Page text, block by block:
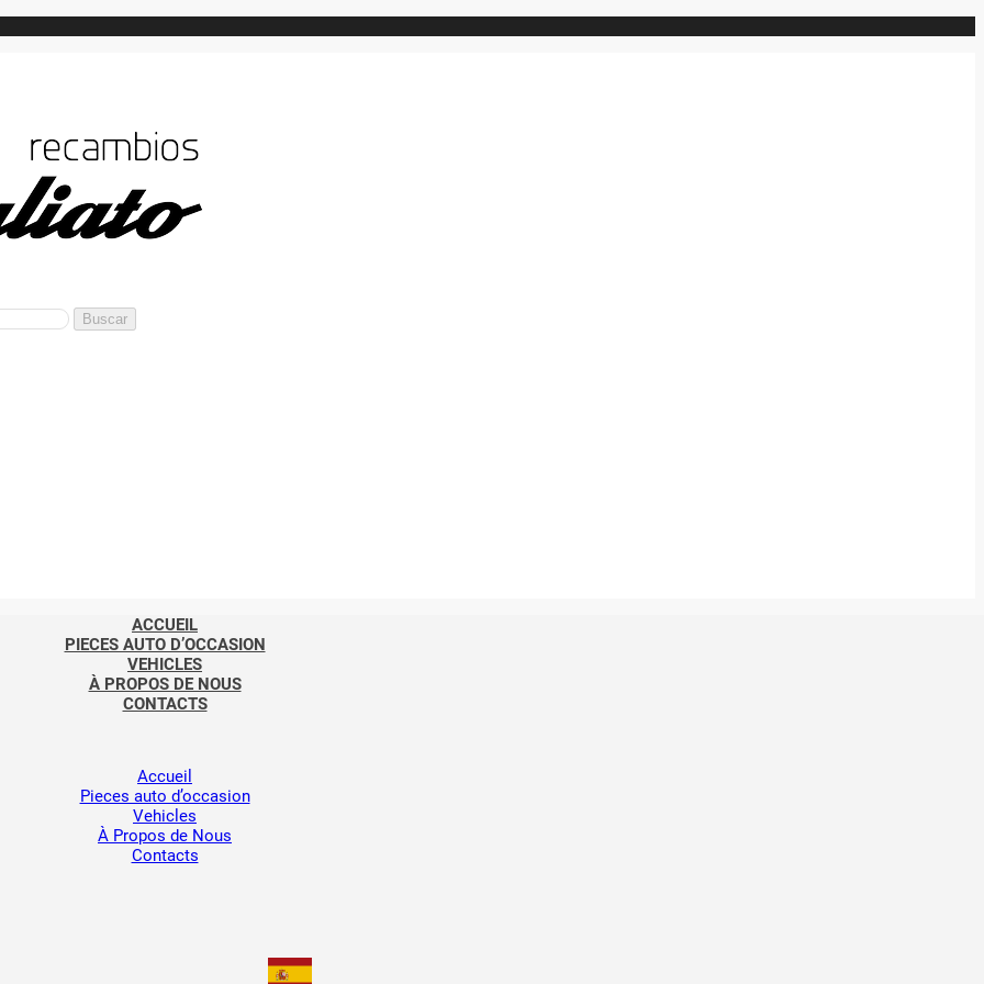
ACCUEIL
PIECES AUTO D’OCCASION
VEHICLES
À PROPOS DE NOUS
CONTACTS
Accueil
Pieces auto d’occasion
Vehicles
À Propos de Nous
Contacts